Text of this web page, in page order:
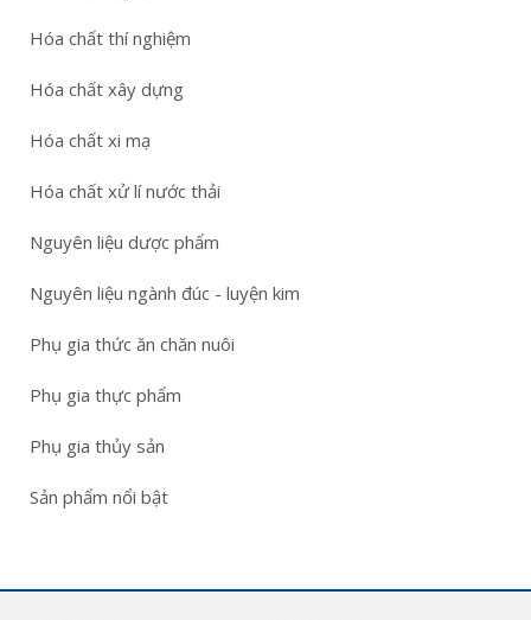
Hóa chất thí nghiệm
Hóa chất xây dựng
Hóa chất xi mạ
Hóa chất xử lí nước thải
Nguyên liệu dược phẩm
Nguyên liệu ngành đúc - luyện kim
Phụ gia thức ăn chăn nuôi
Phụ gia thực phẩm
Phụ gia thủy sản
Sản phẩm nổi bật